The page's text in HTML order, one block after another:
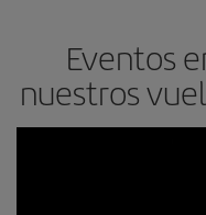
Eventos
nuestros